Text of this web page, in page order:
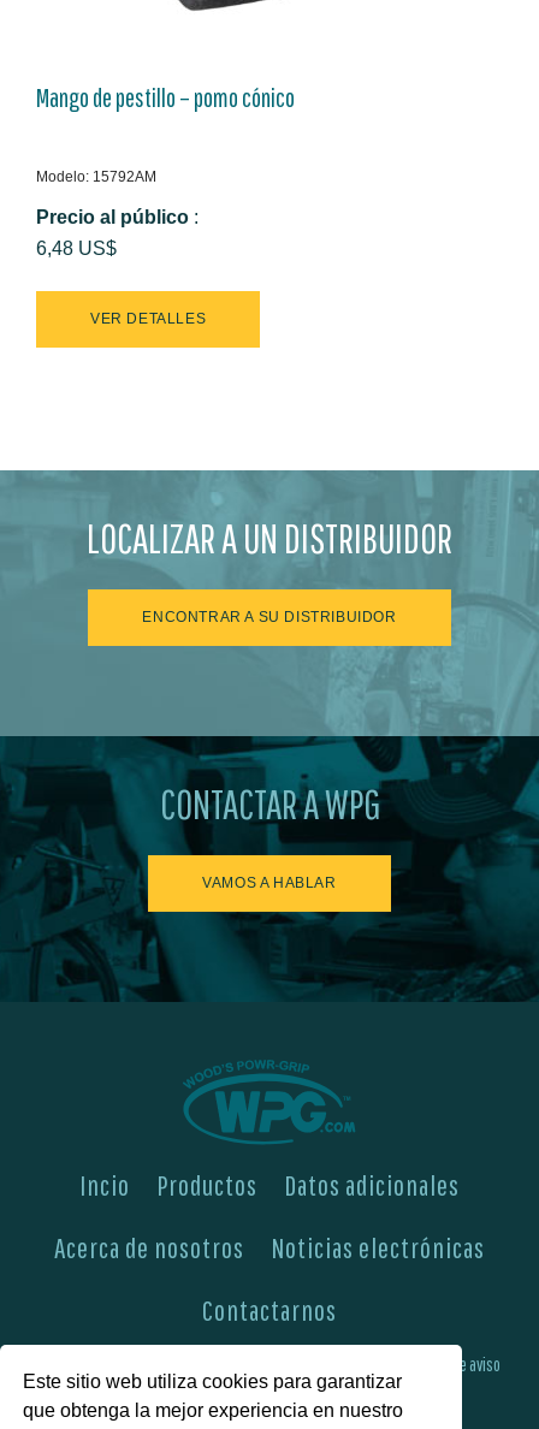
Este sitio web utiliza cookies para garantizar
que obtenga la mejor experiencia en nuestro
Mango de pestillo – pomo cónico
Modelo: 15792AM
Precio al público :
6,48 US$
VER DETALLES
LOCALIZAR A UN DISTRIBUIDOR
ENCONTRAR A SU DISTRIBUIDOR
CONTACTAR A WPG
VAMOS A HABLAR
Incio Productos
Datos adicionales
Acerca de nosotros
Noticias electrónicas
Contactarnos
Boletines de aviso
Preguntas más frecuentes Política de privacidad